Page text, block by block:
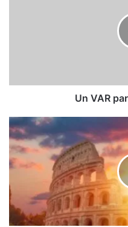
Un VAR
Arturo
Pérez-
Reverte:
Una
de
Europa
(XCI)